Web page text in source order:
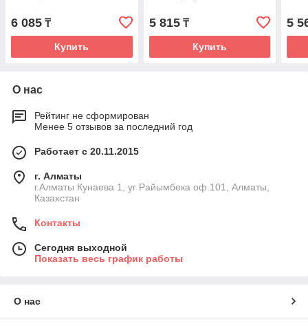
6 085 ₸
Купить
5 815₸
Купить
5
О нас
Рейтинг не сформирован
Менее 5 отзывов за последний год
Работает с 20.11.2015
г. Алматы
г.Алматы Кунаева 1, уг Райымбека оф.101, Алматы,
Казахстан
Контакты
Сегодня выходной
Показать весь график работы
О нас